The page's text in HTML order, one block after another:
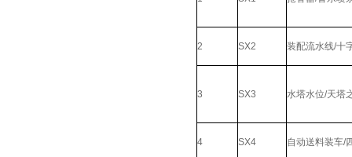
2 SX2 装配流水线/十
3 SX3 水塔水位/天塔
4 SX4 自动送料装车/